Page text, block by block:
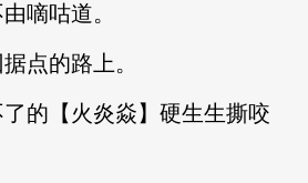
嘀咕道。
的路上。
【火炎焱】硬生生撕咬